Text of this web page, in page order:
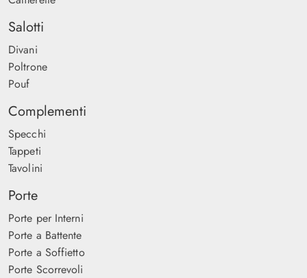
Salotti
Divani
Poltrone
Pouf
Complementi
Specchi
Tappeti
Tavolini
Porte
Porte per Interni
Porte a Battente
Porte a Soffietto
Porte Scorrevoli